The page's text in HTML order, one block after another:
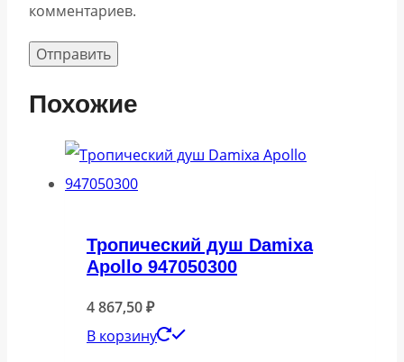
комментариев.
Похожие
Тропический душ Damixa
Apollo 947050300
4 867,50₽
В корзину